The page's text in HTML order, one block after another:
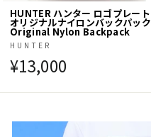
HUNTER ハンター ロゴプレート
オリジナルナイロンバックパック
Original Nylon Backpack
HUNTER
¥13,000